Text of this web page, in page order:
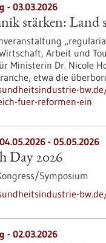
- 03.03.2026
stärken: Land
Arbeit und
Ministerin Dr. Nicole
etwa die
fuer-reformen-ein
04.05.2026 - 05.05.2026
Day 2026
Symposium
- 02.03.2026